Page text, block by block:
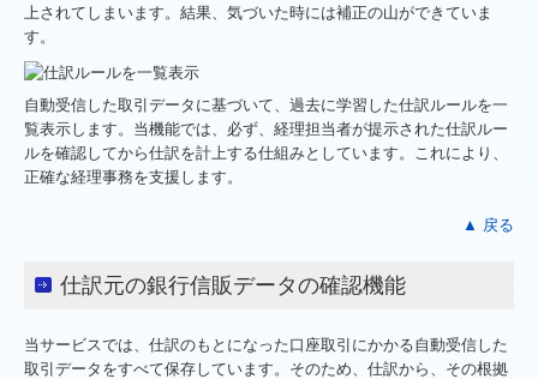
上されてしまいます。結果、気づいた時には補正の山ができていま
す。
自動受信した取引データに基づいて、過去に学習した仕訳ルールを一
覧表示します。当機能では、必ず、経理担当者が提示された仕訳ルー
ルを確認してから仕訳を計上する仕組みとしています。これにより、
正確な経理事務を支援します。
▲ 戻る
仕訳元の銀行信販データの確認機能
当サービスでは、仕訳のもとになった口座取引にかかる自動受信した
取引データをすべて保存しています。そのため、仕訳から、その根拠